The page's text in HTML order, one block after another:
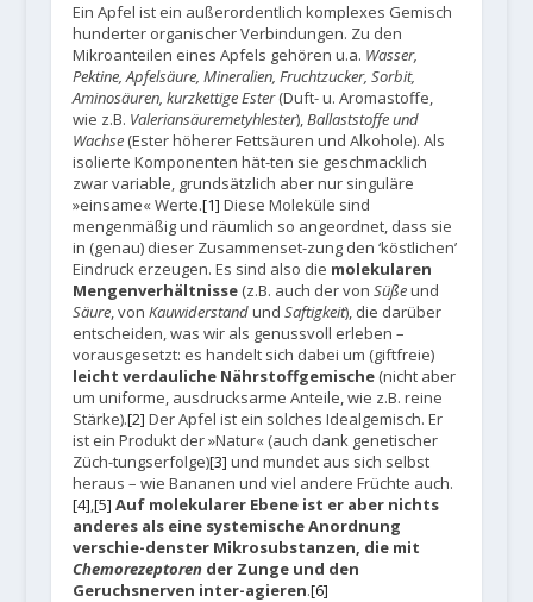
Ein Apfel ist ein außerordentlich komplexes Gemisch
hunderter organischer Verbindungen. Zu den
Mikroanteilen eines Apfels gehören u.a. Wasser,
Pektine, Apfelsäure, Mineralien, Fruchtzucker, Sorbit,
Aminosäuren, kurzkettige Ester(Duft- u. Aromastoffe,
wie z.B. Valeriansäuremetyhlester),Ballaststoffe und
Wachse(Ester höherer Fettsäuren und Alkohole). Als
isolierte Komponenten hät-ten sie geschmacklich
zwar variable, grundsätzlich aber nur singuläre
»einsame« Werte.[1] Diese Moleküle sind
mengenmäßig und räumlich so angeordnet, dass sie
in (genau) dieser Zusammenset-zung den ‘köstlichen’
Eindruck erzeugen. Es sind also die molekularen
Mengenverhältnisse (z.B. auch der von Süßeund
Säure, von Kauwiderstandund Saftigkeit), die darüber
entscheiden, was wir als genussvoll erleben –
vorausgesetzt: es handelt sich dabei um (giftfreie)
leicht verdauliche Nährstoffgemische(nicht aber
um uniforme, ausdrucksarme Anteile, wie z.B. reine
Stärke).[2] Der Apfel ist ein solches Idealgemisch. Er
ist ein Produkt der »Natur« (auch dank genetischer
Züch-tungserfolge)[3] und mundet aus sich selbst
heraus – wie Bananen und viel andere Früchte auch.
[4],[5] Auf molekularer Ebene ist er aber nichts
anderes als eine systemische Anordnung
verschie-denster Mikrosubstanzen, die mit
Chemorezeptorender Zunge und den
Geruchsnerven inter-agieren.[6]